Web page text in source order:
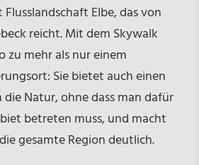
Elbe, das von
reicht. Mit dem Skywalk
zu mehr als nur einem
Sie bietet auch einen
Natur, ohne dass man dafür
betreten muss, und macht
gesamte Region deutlich.